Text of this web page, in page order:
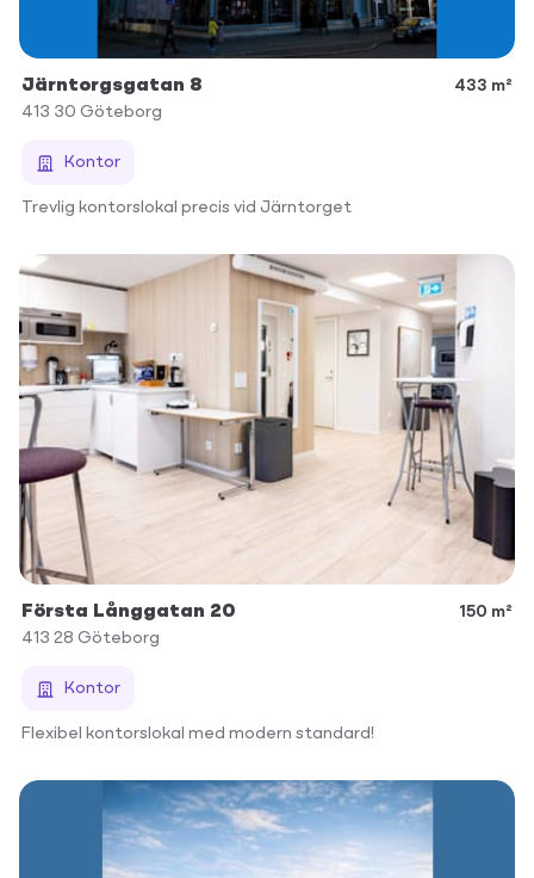
Järntorgsgatan 8
433 m²
413 30 Göteborg
Kontor
Trevlig kontorslokal precis vid Järntorget
Första Långgatan 20
150 m²
413 28 Göteborg
Kontor
Flexibel kontorslokal med modern standard!